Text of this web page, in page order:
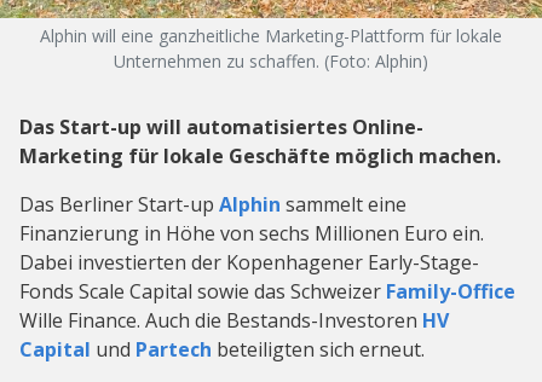
Alphin will eine ganzheitliche Marketing-Plattform für lokale
Unternehmen zu schaffen. (Foto: Alphin)
Das Start-up will automatisiertes Online-
Marketing für lokale Geschäfte möglich machen.
Das Berliner Start-up Alphin sammelt eine
Finanzierung in Höhe von sechs Millionen Euro ein.
Dabei investierten der Kopenhagener Early-Stage-
Fonds Scale Capital sowie das Schweizer Family-Office
Wille Finance. Auch die Bestands-Investoren HV
Capital und Partech beteiligten sich erneut.